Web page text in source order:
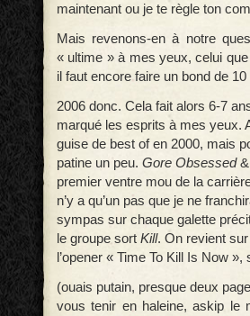
maintenant ou je te règle ton
Mais revenons-en à notre
« ultime » à mes yeux, celui
il faut encore faire un bond de
2006 donc. Cela fait alors 6-7
marqué les esprits à mes yeux.
guise de best of en 2000, mais
patine un peu. Gore Obsessed&
premier ventre mou de la
n’y a qu’un pas que je ne
sympas sur chaque galette
le groupe sort Kill. On revient
l’opener « Time To Kill Is Now
(ouais putain, presque deux
vous tenir en haleine, askip le